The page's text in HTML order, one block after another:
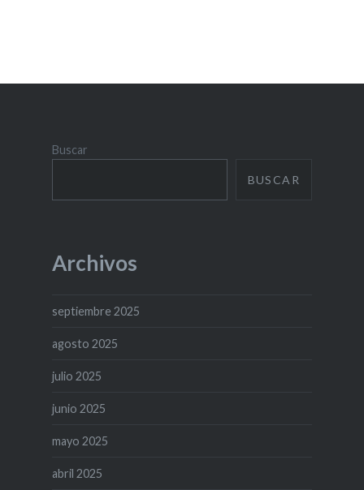
Buscar
BUSCAR
Archivos
septiembre 2025
agosto 2025
julio 2025
junio 2025
mayo 2025
abril 2025